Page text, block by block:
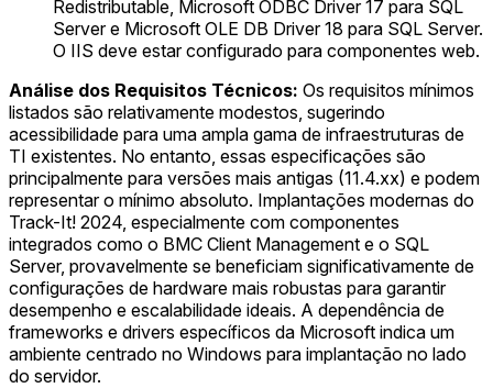
Redistributable, Microsoft ODBC Driver 17 para SQL
Server e Microsoft OLE DB Driver 18 para SQL Server.
O IIS deve estar configurado para componentes web.
Análise dos Requisitos Técnicos: Os requisitos mínimos
listados são relativamente modestos, sugerindo
acessibilidade para uma ampla gama de infraestruturas de
TI existentes. No entanto, essas especificações são
principalmente para versões mais antigas (11.4.xx) e podem
representar o mínimo absoluto. Implantações modernas do
Track-It! 2024, especialmente com componentes
integrados como o BMC Client Management e o SQL
Server, provavelmente se beneficiam significativamente de
configurações de hardware mais robustas para garantir
desempenho e escalabilidade ideais. A dependência de
frameworks e drivers específicos da Microsoft indica um
ambiente centrado no Windows para implantação no lado
do servidor.